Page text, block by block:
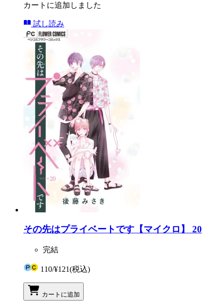
カートに追加しました
試し読み
その先はプライベートです【マイクロ】 20
完結
110/¥121(税込)
カートに追加